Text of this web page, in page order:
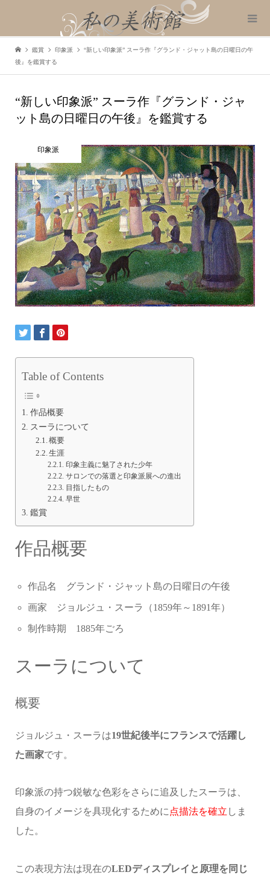
鑑賞 印象派
“新しい印象派” スーラ作『グランド・ジャット島の日曜日の午
後』を鑑賞する
“新しい印象派” スーラ作『グランド・ジャ
ット島の日曜日の午後』を鑑賞する
印象派
Table of Contents
作品概要
スーラについて
概要
生涯
印象主義に魅了された少年
サロンでの落選と印象派展への進出
目指したもの
早世
鑑賞
作品概要
作品名 グランド・ジャット島の日曜日の午後
画家 ジョルジュ・スーラ（1859年～1891年）
制作時期 1885年ごろ
スーラについて
概要
ジョルジュ・スーラは19世紀後半にフランスで活躍し
た画家です。
印象派の持つ鋭敏な色彩をさらに追及したスーラは、
自身のイメージを具現化するために 点描法を確立 しま
した。
この表現方法は現在のLEDディスプレイと原理を同じ